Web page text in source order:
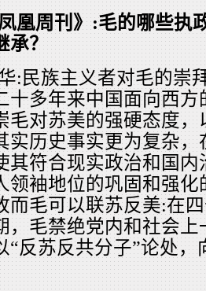
凰周刊》:毛的哪些执
承？
:民族主义者对毛的崇
十多年来中国面向西
毛对苏美的强硬态度
实历史事实更为复杂
其符合现实政治和国
领袖地位的巩固和强
而毛可以联苏反美:在
，毛禁绝党内和社会
“反苏反共分子”论处